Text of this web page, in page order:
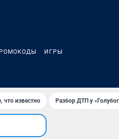
ИГРЫ
что известно Разбор ДТП у